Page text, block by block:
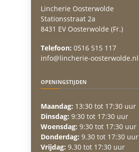
Lincherie Oosterwolde
Stationsstraat 2a
8431 EV Oosterwolde (Fr.)
Telefoon: 0516 515 117
info@lincherie-oosterwolde.nl
OPENINGSTIJDEN
Maandag: 13:30 tot 17:30 uur
Dinsdag: 9:30 tot 17:30 uur
Woensdag: 9:30 tot 17:30 uur
Donderdag: 9.30 tot 17:30 uur
Vrijdag: 9.30 tot 17:30 uur